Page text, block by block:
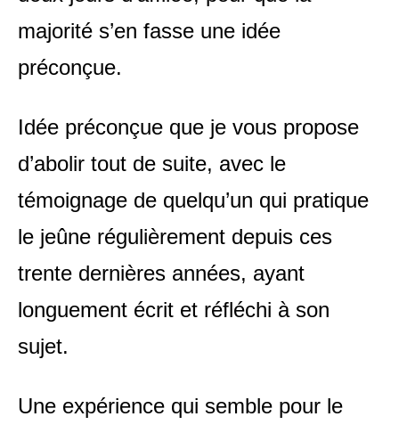
majorité s’en fasse une idée
préconçue.
Idée préconçue que je vous propose
d’abolir tout de suite, avec le
témoignage de quelqu’un qui pratique
le jeûne régulièrement depuis ces
trente dernières années, ayant
longuement écrit et réfléchi à son
sujet.
Une expérience qui semble pour le